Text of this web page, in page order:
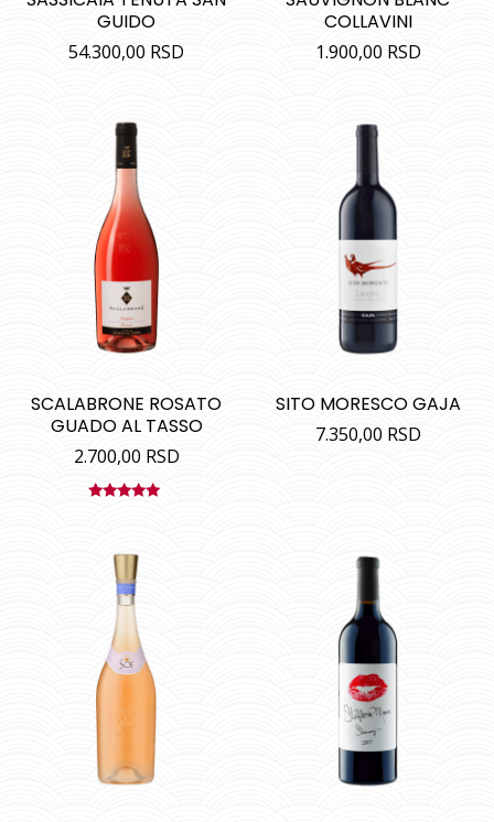
GUIDO
54.300,00 RSD
COLLAVINI
1.900,00 RSD
SCALABRONE ROSATO
GUADO AL TASSO
2.700,00 RSD
SITO MORESCO GAJA
7.350,00 RSD